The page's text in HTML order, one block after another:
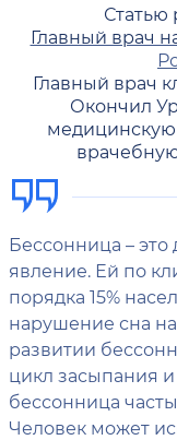
Статью
Главный врач
Главный врач
Окончил
медицинскую
врачебную
Бессонница –
явление. Ей по
порядка 15%
нарушение сна
развитии
цикл засыпания
бессонница
Человек может